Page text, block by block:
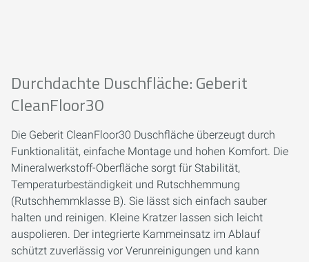
Durchdachte Duschfläche: Geberit
CleanFloor30
Die Geberit CleanFloor30 Duschfläche überzeugt durch
Funktionalität, einfache Montage und hohen Komfort. Die
Mineralwerkstoff-Oberfläche sorgt für Stabilität,
Temperaturbeständigkeit und Rutschhemmung
(Rutschhemmklasse B). Sie lässt sich einfach sauber
halten und reinigen. Kleine Kratzer lassen sich leicht
auspolieren. Der integrierte Kammeinsatz im Ablauf
schützt zuverlässig vor Verunreinigungen und kann